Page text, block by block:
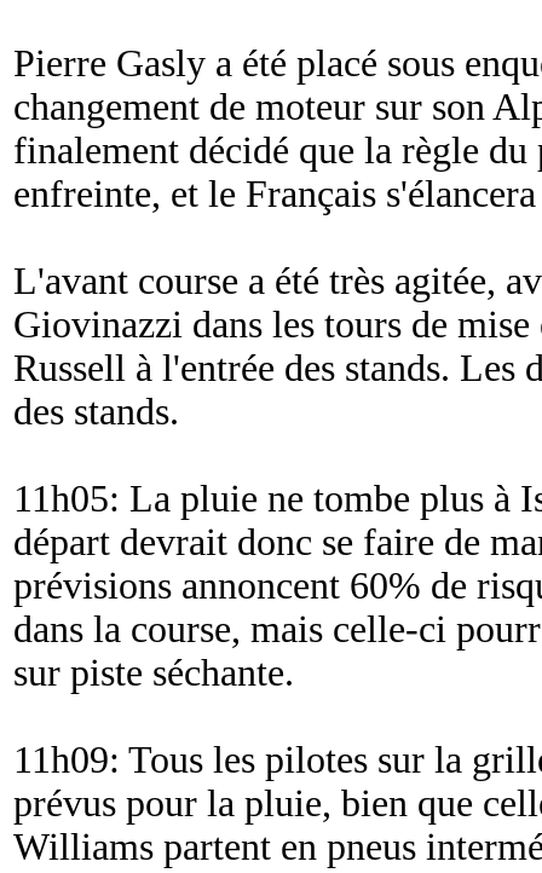
Pierre Gasly a été placé sous
changement de moteur sur son
finalement décidé que la règle du
enfreinte, et le Français
L'avant course a été très agitée,
Giovinazzi dans les tours de
Russell à l'entrée des stands.
des stands.
11h05: La pluie ne tombe plus à
départ devrait donc se faire de
prévisions annoncent 60% de
dans la course, mais celle-ci
sur piste séchante.
11h09: Tous les pilotes sur la
prévus pour la pluie, bien que
Williams partent en pneus